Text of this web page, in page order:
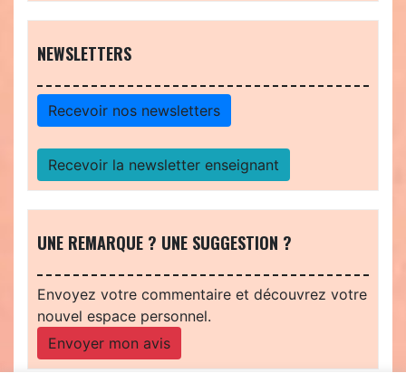
NEWSLETTERS
Recevoir nos newsletters
Recevoir la newsletter enseignant
UNE REMARQUE ? UNE SUGGESTION ?
Envoyez votre commentaire et découvrez votre
nouvel espace personnel.
Envoyer mon avis